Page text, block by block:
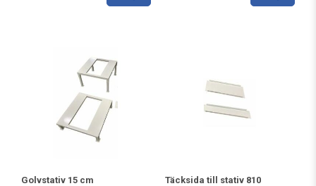
Golvstativ 15 cm Täcksida till stativ 810